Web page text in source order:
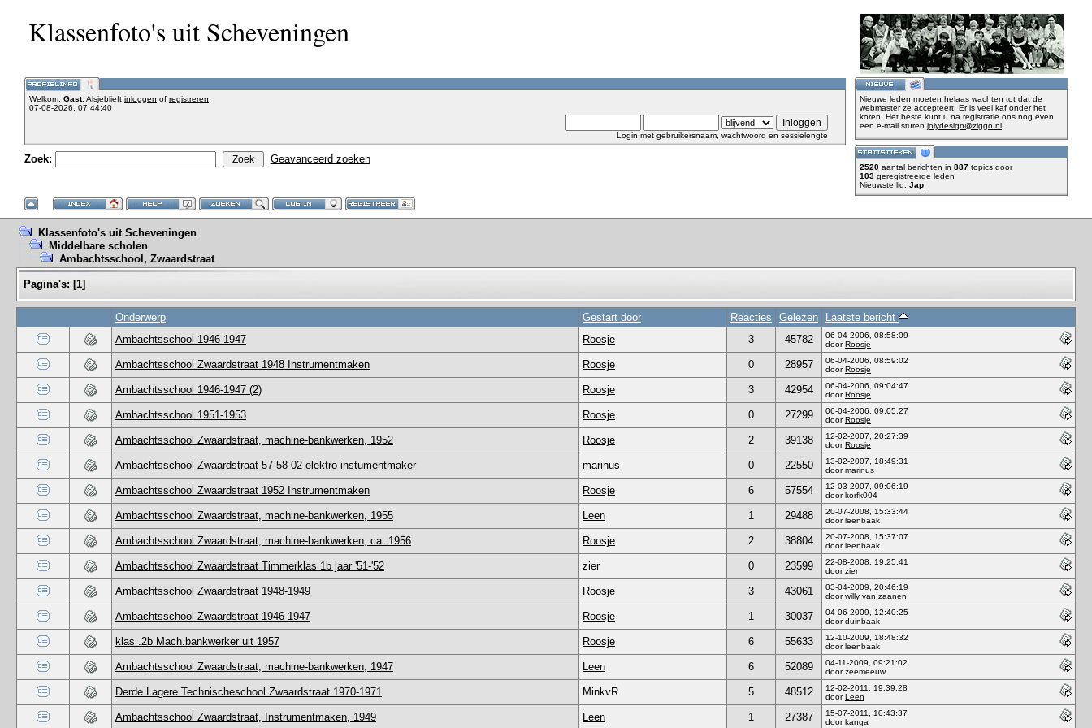
Klassenfoto's uit Scheveningen
Welkom, Gast. Alsjeblieft inloggen of registreren
07-08-2026, 07:44:40
Login met gebruikersnaam, wachtwoord en sessielengte
Zoek: Geavanceerd zoeken
Nieuwe leden moeten helaas wachten tot dat de
webmaster ze accepteert. Er is veel kaf onder het
koren. Het beste kunt u na registratie ons nog even
een e-mail sturen jolydesign@ziggo.nl
2520 aantal berichten in 887 topics door
103 geregistreerde leden
Nieuwste lid: Jap
Klassenfoto's uit Scheveningen
Middelbare scholen
Ambachtsschool, Zwaardstraat
Pagina's: [1]
Onderwerp Gestart door Reacties Gelezen
Laatste bericht
Ambachtsschool 1946-1947
Roosje 3 45782
06-04-2006, 08:58:09
doorRoosje
Ambachtsschool Zwaardstraat 1948 Instrumentmaken Roosje 0 28957
06-04-2006, 08:59:02
doorRoosje
Ambachtsschool 1946-1947 (2) Roosje 3 42954
06-04-2006, 09:04:47
doorRoosje
Ambachtsschool 1951-1953 Roosje 0 27299
06-04-2006, 09:05:27
doorRoosje
Ambachtsschool Zwaardstraat, machine-bankwerken, 1952 Roosje 2 39138
12-02-2007, 20:27:39
doorRoosje
Ambachtsschool Zwaardstraat 57-58-02 elektro-instumentmaker marinus 0 22550
13-02-2007, 18:49:31
doormarinus
Ambachtsschool Zwaardstraat 1952 Instrumentmaken Roosje 6 57554
12-03-2007, 09:06:19
door korfk004
Ambachtsschool Zwaardstraat, machine-bankwerken, 1955 Leen 1 29488
20-07-2008, 15:33:44
door leenbaak
Ambachtsschool Zwaardstraat, machine-bankwerken, ca. 1956 Roosje 2 38804
20-07-2008, 15:37:07
door leenbaak
Ambachtsschool Zwaardstraat Timmerklas 1b jaar '51-'52 zier 0 23599
22-08-2008, 19:25:41
door zier
Ambachtsschool Zwaardstraat 1948-1949 Roosje 3 43061
03-04-2009, 20:46:19
door willy van zaanen
Ambachtsschool Zwaardstraat 1946-1947 Roosje 1 30037
04-06-2009, 12:40:25
door duinbaak
klas .2b Mach.bankwerker uit 1957 Roosje 6 55633
12-10-2009, 18:48:32
door leenbaak
Ambachtsschool Zwaardstraat, machine-bankwerken, 1947 Leen 6 52089
04-11-2009, 09:21:02
door zeemeeuw
Derde Lagere Technischeschool Zwaardstraat 1970-1971 MinkvR 5 48512
12-02-2011, 19:39:28
doorLeen
Ambachtsschool Zwaardstraat, Instrumentmaken, 1949 Leen 1 27387
15-07-2011, 10:43:37
door kanga